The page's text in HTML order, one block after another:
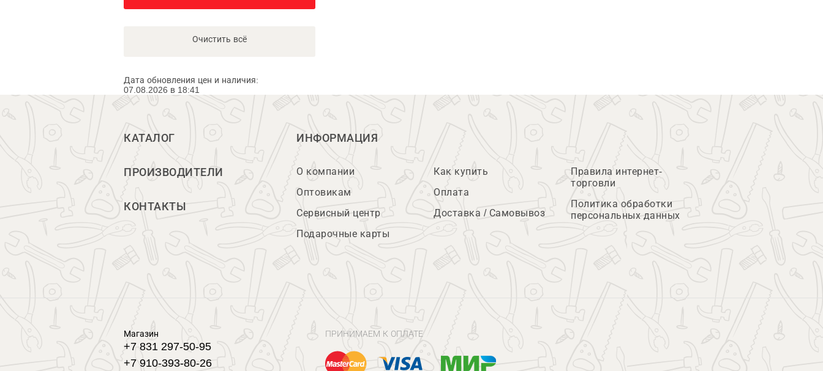
Очистить всё
Дата обновления цен и наличия:
07.08.2026 в 18:41
КАТАЛОГ
ПРОИЗВОДИТЕЛИ
КОНТАКТЫ
ИНФОРМАЦИЯ
О компании
Оптовикам
Сервисный центр
Подарочные карты
Как купить
Оплата
Доставка / Самовывоз
Правила интернет-
торговли
Политика обработки
персональных данных
Магазин
+7 831 297-50-95
+7 910-393-80-26
ПРИНИМАЕМ К ОПЛАТЕ